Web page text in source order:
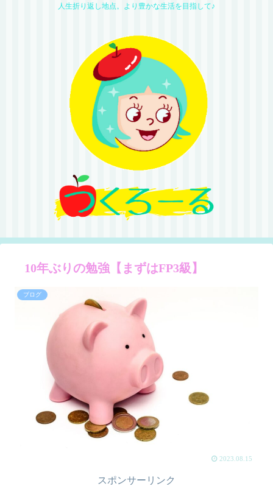
人生折り返し地点。より豊かな生活を目指して♪
10年ぶりの勉強【まずはFP3級】
ブログ
2023.08.15
スポンサーリンク